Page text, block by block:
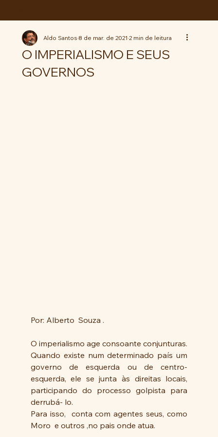
O IMPERIALISMO E SEUS
GOVERNOS
Aldo Santos8 de mar. de 2021 2 min de leitura
Por: Alberto  Souza .
O imperialismo age consoante conjunturas.
Quando existe num determinado país um
governo de esquerda ou de centro-
esquerda, ele se junta às direitas locais,
participando do processo golpista para
derrubá- lo.
Para isso,  conta com agentes seus, como
Moro  e outros ,no pais onde atua.